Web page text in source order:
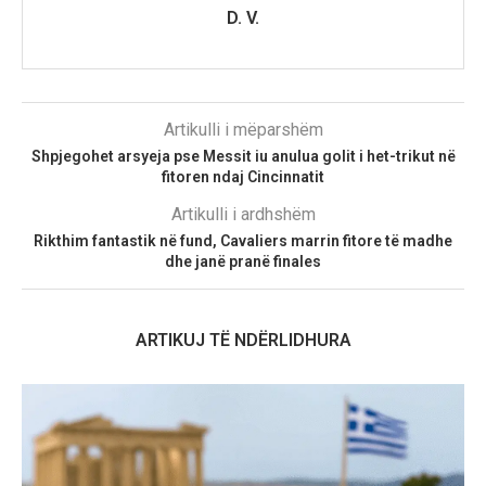
D. V.
Artikulli i mëparshëm
Shpjegohet arsyeja pse Messit iu anulua golit i het-trikut në
fitoren ndaj Cincinnatit
Artikulli i ardhshëm
Rikthim fantastik në fund, Cavaliers marrin fitore të madhe
dhe janë pranë finales
ARTIKUJ TË NDËRLIDHURA